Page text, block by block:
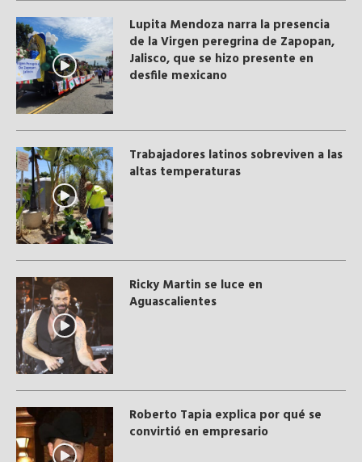
Lupita Mendoza narra la presencia
de la Virgen peregrina de Zapopan,
Jalisco, que se hizo presente en
desfile mexicano
Trabajadores latinos sobreviven a las
altas temperaturas
Ricky Martin se luce en
Aguascalientes
Roberto Tapia explica por qué se
convirtió en empresario